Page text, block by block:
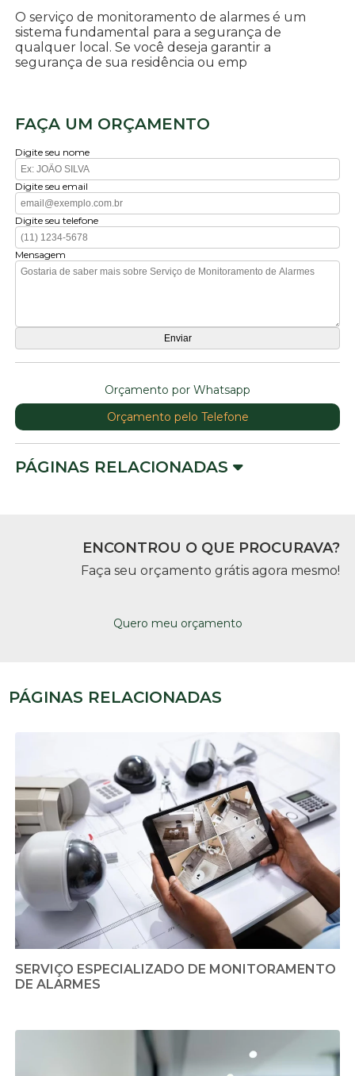
O serviço de monitoramento de alarmes é um
sistema fundamental para a segurança de
qualquer local. Se você deseja garantir a
segurança de sua residência ou emp
FAÇA UM ORÇAMENTO
Digite seu nome
Digite seu email
Digite seu telefone
Mensagem
Orçamento por Whatsapp
Orçamento pelo Telefone
PÁGINAS RELACIONADAS
ENCONTROU O QUE PROCURAVA?
Faça seu orçamento grátis agora mesmo!
Quero meu orçamento
PÁGINAS RELACIONADAS
SERVIÇO ESPECIALIZADO DE MONITORAMENTO
DE ALARMES